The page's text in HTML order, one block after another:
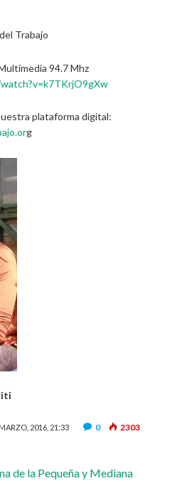
Trabajo
94.7 Mhz
plataforma digital:
g
2016, 21:33 0 2303